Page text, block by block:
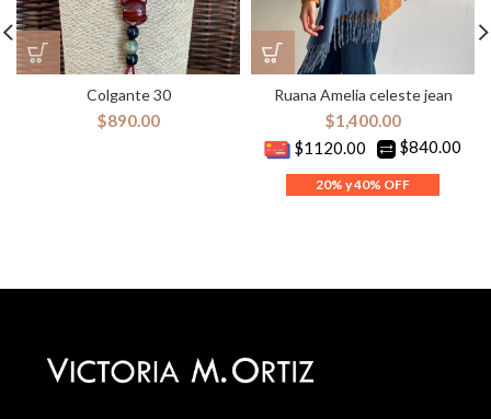
Colgante 30
$890.00
Ruana Amelia celeste jean
$1,400.00
$1120.00
$840.00